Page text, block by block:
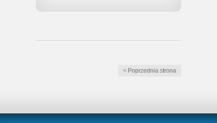
< Poprzednia strona